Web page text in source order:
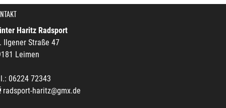
Haritz Radsport
Ilgener Straße 47
Leimen
06224 72343
radsport-haritz@gmx.de